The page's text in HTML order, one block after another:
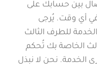
بين حسابك على
أي وقت. يُرجى
للطرف الثالث
الخاصة بك تُحكم
الخدمة. نحن لا نبذل